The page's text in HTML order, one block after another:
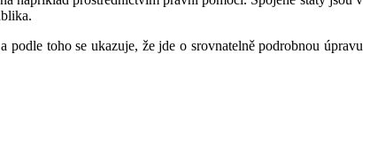
toho se ukazuje, že jde o srovnatelně podrobnou úpravu